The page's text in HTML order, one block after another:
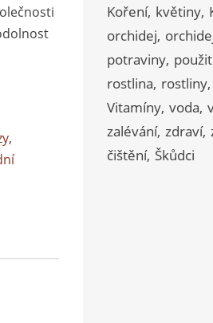
,
Koření květiny
orchidej
potraviny
rostlina rostliny
Vitamíny voda
zalévání zdraví
čištění Škůdci